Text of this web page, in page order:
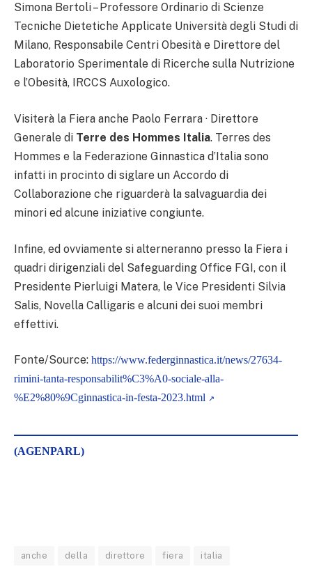
Simona Bertoli – Professore Ordinario di Scienze
Tecniche Dietetiche Applicate Università degli Studi di
Milano, Responsabile Centri Obesità e Direttore del
Laboratorio Sperimentale di Ricerche sulla Nutrizione
e l’Obesità, IRCCS Auxologico.
Visiterà la Fiera anche Paolo Ferrara · Direttore
Generale di Terre des Hommes Italia. Terres des
Hommes e la Federazione Ginnastica d’Italia sono
infatti in procinto di siglare un Accordo di
Collaborazione che riguarderà la salvaguardia dei
minori ed alcune iniziative congiunte.
Infine, ed ovviamente si alterneranno presso la Fiera i
quadri dirigenziali del Safeguarding Office FGI, con il
Presidente Pierluigi Matera, le Vice Presidenti Silvia
Salis, Novella Calligaris e alcuni dei suoi membri
effettivi.
Fonte/Source: https://www.federginnastica.it/news/27634-
rimini-tanta-responsabilit%C3%A0-sociale-alla-
%E2%80%9Cginnastica-in-festa-2023.html
(AGENPARL)
anche della direttore fiera italia